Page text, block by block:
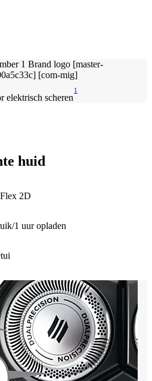
elektrisch scheren
1
huid
2D
1 uur opladen